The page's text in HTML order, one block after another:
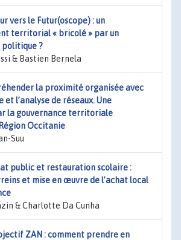
vers le Futur(oscope) : un
territorial « bricolé » par un
?
& Bastien Bernela
la proximité organisée avec
l’analyse de réseaux. Une
la gouvernance territoriale
Occitanie
Suu
public et restauration scolaire :
et mise en œuvre de l’achat local
& Charlotte Da Cunha
ZAN : comment prendre en